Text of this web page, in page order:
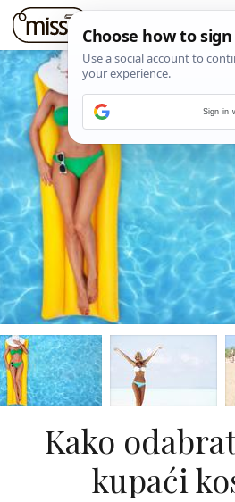
Kako
kupaći
Sign in